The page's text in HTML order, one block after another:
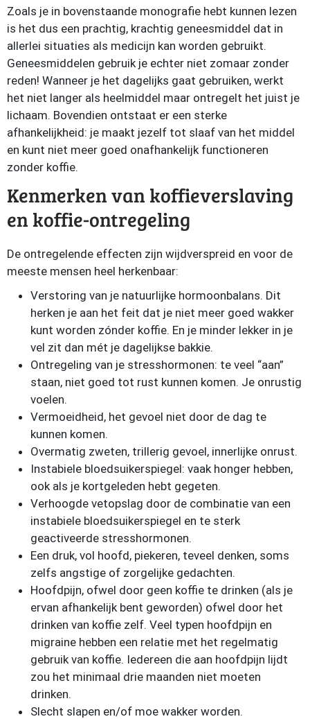
Zoals je in bovenstaande monografie hebt kunnen lezen
is het dus een prachtig, krachtig geneesmiddel dat in
allerlei situaties als medicijn kan worden gebruikt.
Geneesmiddelen gebruik je echter niet zomaar zonder
reden! Wanneer je het dagelijks gaat gebruiken, werkt
het niet langer als heelmiddel maar ontregelt het juist je
lichaam. Bovendien ontstaat er een sterke
afhankelijkheid: je maakt jezelf tot slaaf van het middel
en kunt niet meer goed onafhankelijk functioneren
zonder koffie.
Kenmerken van koffieverslaving
en koffie-ontregeling
De ontregelende effecten zijn wijdverspreid en voor de
meeste mensen heel herkenbaar:
Verstoring van je natuurlijke hormoonbalans. Dit
herken je aan het feit dat je niet meer goed wakker
kunt worden zónder koffie. En je minder lekker in je
vel zit dan mét je dagelijkse bakkie.
Ontregeling van je stresshormonen: te veel “aan”
staan, niet goed tot rust kunnen komen. Je onrustig
voelen.
Vermoeidheid, het gevoel niet door de dag te
kunnen komen.
Overmatig zweten, trillerig gevoel, innerlijke onrust.
Instabiele bloedsuikerspiegel: vaak honger hebben,
ook als je kortgeleden hebt gegeten.
Verhoogde vetopslag door de combinatie van een
instabiele bloedsuikerspiegel en te sterk
geactiveerde stresshormonen.
Een druk, vol hoofd, piekeren, teveel denken, soms
zelfs angstige of zorgelijke gedachten.
Hoofdpijn, ofwel door geen koffie te drinken (als je
ervan afhankelijk bent geworden) ofwel door het
drinken van koffie zelf. Veel typen hoofdpijn en
migraine hebben een relatie met het regelmatig
gebruik van koffie. Iedereen die aan hoofdpijn lijdt
zou het minimaal drie maanden niet moeten
drinken.
Slecht slapen en/of moe wakker worden.